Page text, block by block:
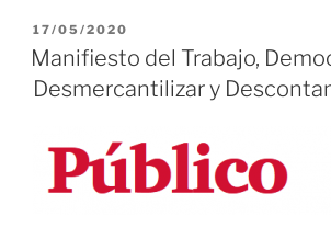
Social?»
PUBLICADO
EL
17/05/2020
Manifiesto del Trabajo,
Desmercantilizar y